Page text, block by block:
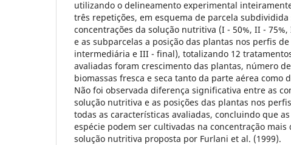
utilizando o delineamento experimental
três repetições, em esquema de parcela subdividida
concentrações da solução nutritiva (I - 50%, II - 75%,
e as subparcelas a posição das plantas nos perfis
intermediária e III - final), totalizando 12
avaliadas foram crescimento das plantas, número
biomassas fresca e seca tanto da parte aérea como
Não foi observada diferença significativa entre as
solução nutritiva e as posições das plantas nos
todas as características avaliadas, concluindo que
espécie podem ser cultivadas na concentração mais
solução nutritiva proposta por Furlani et al. (1999).